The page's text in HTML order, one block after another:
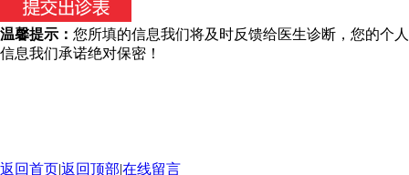
温馨提示： 您所填的信息我们将及时反馈给医生诊断，您的个人
信息我们承诺绝对保密！
返回首页|返回顶部|在线留言